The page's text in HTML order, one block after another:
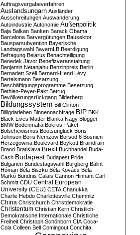
Auftragsvergabeverfahren
Auslandsungarn Ausländer
Ausschreitungen Auswanderung
Autoindustrie Autonomie Außenpolitik
Baja Balkan Banken Barack Obama
Barcelona Barvergütungen Bausektor
Bausparsubvention Bayerische
Landtagswahl BayernLB Beerdigung
Befragung Belarus Benachteiligung
Benedek Jávor Benefizveranstaltung
Benjamin Netanjahu Benzinpreis Berlin
Bernadett Széll Bernard-Henri Lévy
Bertelsmann Besatzung
Beschäftigungsprogramme Besetzung
Bethlen-Peyer-Pakt Betrug
Bevölkerungsrückgang Bilderberg
Bildungssystem Bill Clinton
Billigdarlehen Binnennachfrage BIP BKK
Black Lives Matter Blanka Nagy Blogger
BMW Bodenmafia Bokros-Paket
Bolschewismus Bootsunglück Boris
Johnson Boris Nemzow Borsod 6 Bosnien-
Herzegowina Boulevard Boykott Braindrain
Brand Bratislava Brexit Buchhandel Buda-
Cash Budapest Budapest Pride
Bulgarien Bundestagswahl Burgberg Bálint
Hóman Béla Biszku Béla Kovács Béla
Markó Bündnis Calais Cannon Hinnant Carl
Schmitt CDU Central European
University (CEU) CETA Chanukka
Charlie Hebdo Charlottesville Chemnitz
China Christchurch Christdemokratie
Christentum Christian Kern Christlich-
Demokratische Internationale Christliche
Freiheit Christoph Schönborn CIA Coca-
Cola Colleen Bell Comingout Conchita